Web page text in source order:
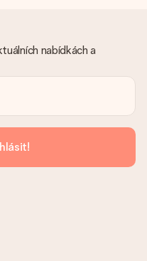
ji najdete ve svém účtu
dar doručit přímo
nabídkách a